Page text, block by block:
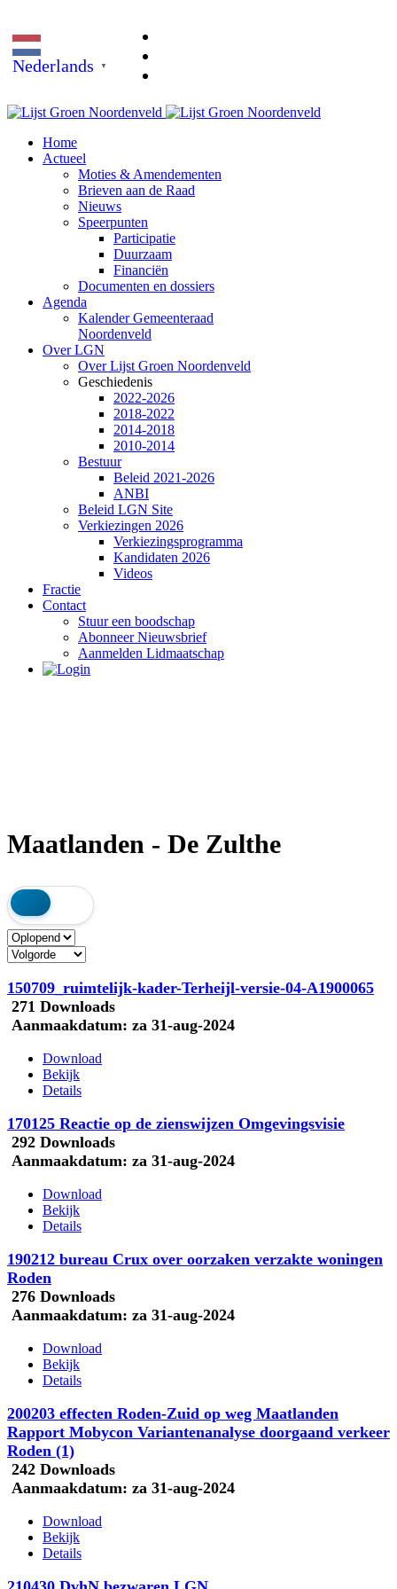
Nederlands ▼
Home
Actueel
Moties & Amendementen
Brieven aan de Raad
Nieuws
Speerpunten
Participatie
Duurzaam
Financiën
Documenten en dossiers
Agenda
Kalender Gemeenteraad
Noordenveld
Over LGN
Over Lijst Groen Noordenveld
Geschiedenis
2022-2026
2018-2022
2014-2018
2010-2014
Bestuur
Beleid 2021-2026
ANBI
Beleid LGN Site
Verkiezingen 2026
Verkiezingsprogramma
Kandidaten 2026
Videos
Fractie
Contact
Stuur een boodschap
Abonneer Nieuwsbrief
Aanmelden Lidmaatschap
Maatlanden - De Zulthe
150709_ruimtelijk-kader-Terheijl-versie-04-A1900065
271 Downloads
Aanmaakdatum: za 31-aug-2024
Download
Bekijk
Details
170125 Reactie op de zienswijzen Omgevingsvisie
292 Downloads
Aanmaakdatum: za 31-aug-2024
Download
Bekijk
Details
190212 bureau Crux over oorzaken verzakte woningen
Roden
276 Downloads
Aanmaakdatum: za 31-aug-2024
Download
Bekijk
Details
200203 effecten Roden-Zuid op weg Maatlanden
Rapport Mobycon Variantenanalyse doorgaand verkeer
Roden (1)
242 Downloads
Aanmaakdatum: za 31-aug-2024
Download
Bekijk
Details